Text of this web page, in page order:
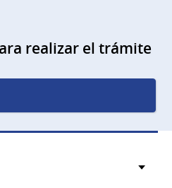
realizar el trámite